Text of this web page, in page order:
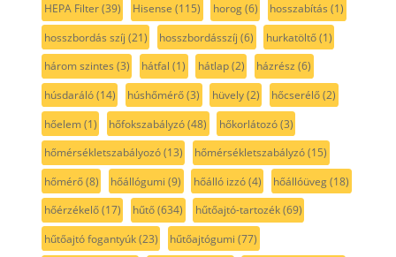
HEPA Filter(39) Hisense (115) horog(6) hosszabítás (1)
hosszbordás szíj (21) hosszbordásszíj (6) hurkatöltő(1)
három szintes (3) hátfal (1) hátlap(2) házrész (6)
húsdaráló(14) húshőmérő(3) hüvely(2) hőcserélő(2)
hőelem(1) hőfokszabályzó(48) hőkorlátozó(3)
hőmérsékletszabályozó(13) hőmérsékletszabályzó(15)
hőmérő(8) hőállógumi (9) hőálló izzó(4) hőállóüveg(18)
hőérzékelő(17) hűtő(634) hűtőajtó-tartozék(69)
hűtőajtó fogantyúk(23) hűtőajtógumi (77)